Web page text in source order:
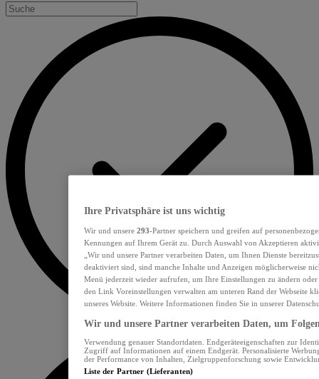
Ihre Privatsphäre ist uns wichtig
Wir und unsere 293-Partner speichern und greifen auf
Kennungen auf Ihrem Gerät zu. Durch Auswahl von Akzeptieren
„Wir und unsere Partner verarbeiten Daten, um Ihnen Dienste
deaktiviert sind, sind manche Inhalte und Anzeigen möglicherweise
Menü jederzeit wieder aufrufen, um Ihre Einstellungen zu ändern
den Link Voreinstellungen verwalten am unteren Rand der Webseite
unseres Website. Weitere Informationen finden Sie in unserer
Wir und unsere Partner verarbeiten Daten, um
Verwendung genauer Standortdaten. Endgeräteeigenschaften zur
Zugriff auf Informationen auf einem Endgerät. Personalisierte
der Performance von Inhalten, Zielgruppenforschung sowie
Liste der Partner (Lieferanten)